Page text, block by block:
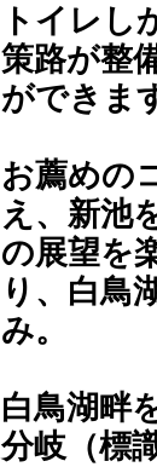
トイレ
策路が整
ができま
お薦めの
え、新池
の展望を
り、白鳥
み。
白鳥湖畔
分岐（標